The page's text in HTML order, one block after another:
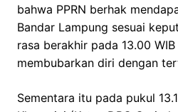
bahwa PPRN berhak
Bandar Lampung sesuai
rasa berakhir pada 13.00
membubarkan diri dengan
Sementara itu pada pukul